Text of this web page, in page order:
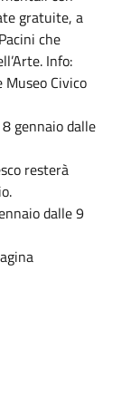
gratuite, a
che
Info:
Civico
gennaio dalle
resterà
dalle 9